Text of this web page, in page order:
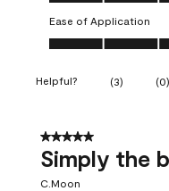
Ease of Application
Ease of Application,
Helpful? (3) (0)
5 out of 5 stars.
Simply the
C.Moon